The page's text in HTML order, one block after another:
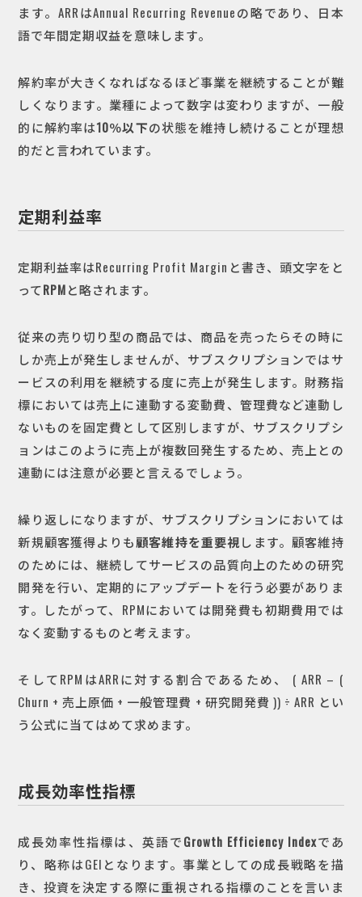
ます。ARRはAnnual Recurring Revenueの略であり、日本
語で年間定期収益を意味します。
解約率が大きくなればなるほど事業を継続することが難
しくなります。業種によって数字は変わりますが、一般
的に解約率は10％以下の状態を維持し続けることが理想
的だと言われています。
定期利益率
定期利益率はRecurring Profit Marginと書き、頭文字をと
ってRPMと略されます。
従来の売り切り型の商品では、商品を売ったらその時に
しか売上が発生しませんが、サブスクリプションではサ
ービスの利用を継続する度に売上が発生します。財務指
標においては売上に連動する変動費、管理費など連動し
ないものを固定費として区別しますが、サブスクリプシ
ョンはこのように売上が複数回発生するため、売上との
連動には注意が必要と言えるでしょう。
繰り返しになりますが、サブスクリプションにおいては
新規顧客獲得よりも顧客維持を重要視します。顧客維持
のためには、継続してサービスの品質向上のための研究
開発を行い、定期的にアップデートを行う必要がありま
す。したがって、RPMにおいては開発費も初期費用では
なく変動するものと考えます。
そしてRPMはARRに対する割合であるため、 ( ARR – (
Churn + 売上原価 + 一般管理費 + 研究開発費 )) ÷ ARR とい
う公式に当てはめて求めます。
成長効率性指標
成長効率性指標は、英語でGrowth Efficiency Indexであ
り、略称はGEIとなります。事業としての成長戦略を描
き、投資を決定する際に重視される指標のことを言いま